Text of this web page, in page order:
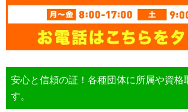
安心と信頼の証！各種団体に所属や資格
す。